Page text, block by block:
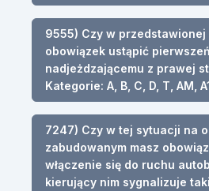
9555) Czy w przedstawionej
obowiązek ustąpić
nadjeżdzającemu z prawej
Kategorie: A, B, C, D, T, AM,
7247) Czy w tej sytuacji na
zabudowanym masz
włączenie się do ruchu
kierujący nim sygnalizuje